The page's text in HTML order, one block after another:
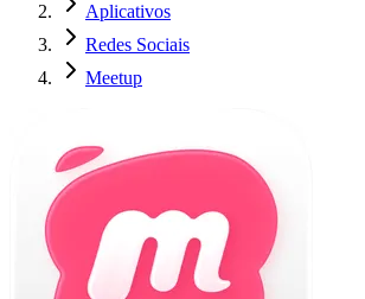
Aplicativos
Redes Sociais
Meetup